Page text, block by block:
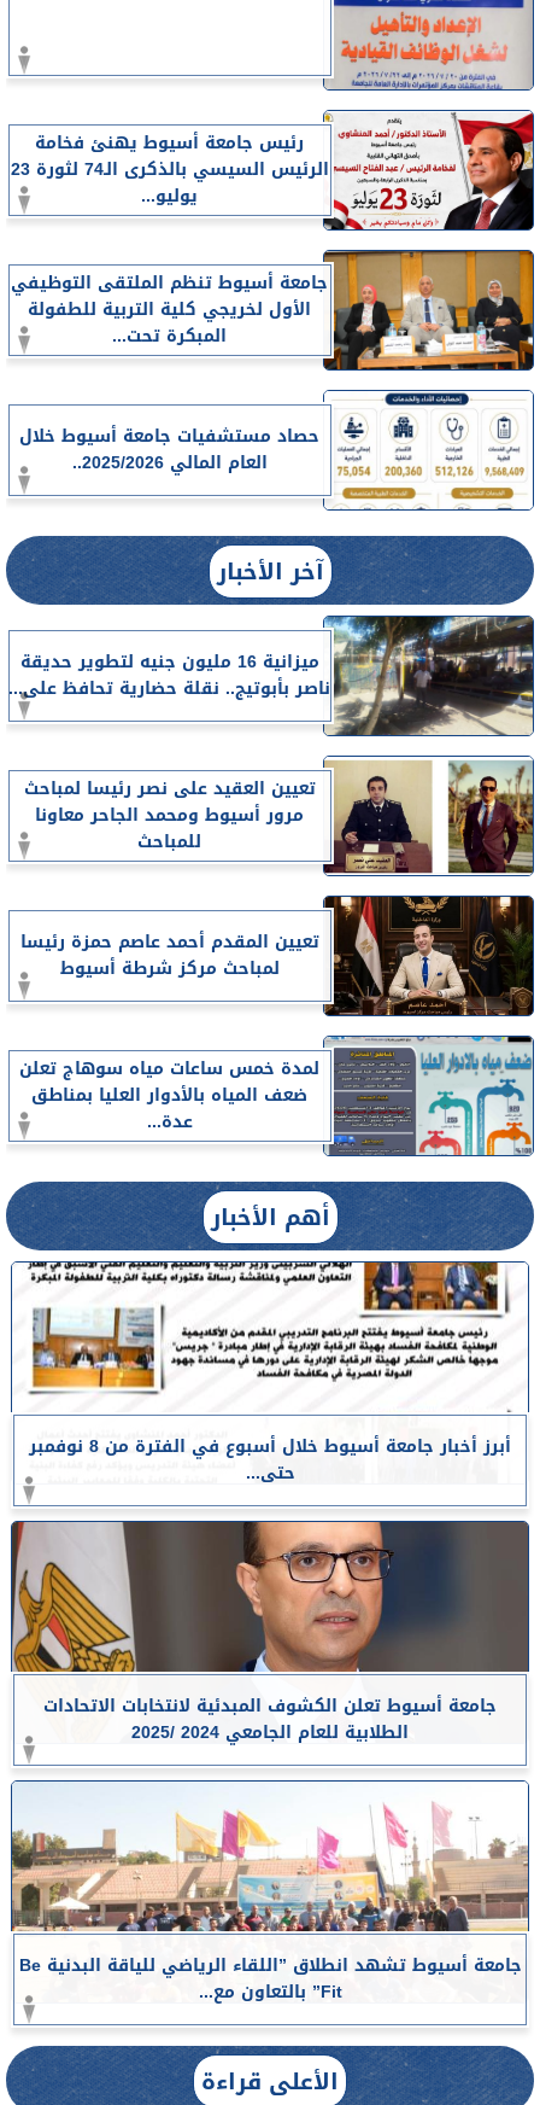
رئيس جامعة أسيوط يهنئ فخامة
الرئيس السيسي بالذكرى الـ74 لثورة 23
يوليو...
جامعة أسيوط تنظم الملتقى التوظيفي
الأول لخريجي كلية التربية للطفولة
المبكرة تحت...
حصاد مستشفيات جامعة أسيوط خلال
العام المالي 2025/2026..
آخر الأخبار
ميزانية 16 مليون جنيه لتطوير حديقة
ناصر بأبوتيج.. نقلة حضارية تحافظ على...
تعيين العقيد على نصر رئيسا لمباحث
مرور أسيوط ومحمد الجاحر معاونا
للمباحث
تعيين المقدم أحمد عاصم حمزة رئيسا
لمباحث مركز شرطة أسيوط
لمدة خمس ساعات مياه سوهاج تعلن
ضعف المياه بالأدوار العليا بمناطق
عدة...
أهم الأخبار
أبرز أخبار جامعة أسيوط خلال أسبوع في الفترة من 8 نوفمبر
حتى...
جامعة أسيوط تعلن الكشوف المبدئية لانتخابات الاتحادات
الطلابية للعام الجامعي 2024 /2025
جامعة أسيوط تشهد انطلاق ”اللقاء الرياضي للياقة البدنية Be
Fit” بالتعاون مع...
الأعلى قراءة